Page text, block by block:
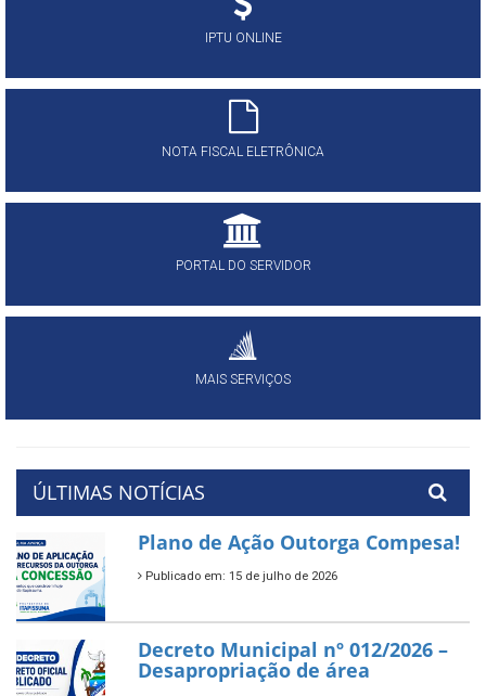
IPTU ONLINE
NOTA FISCAL ELETRÔNICA
PORTAL DO SERVIDOR
MAIS SERVIÇOS
ÚLTIMAS NOTÍCIAS
Plano de Ação Outorga Compesa!
Publicado em: 15 de julho de 2026
Decreto Municipal nº 012/2026 –
Desapropriação de área